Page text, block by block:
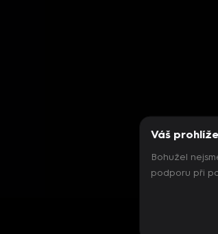
Váš
Bohužel
podporu při